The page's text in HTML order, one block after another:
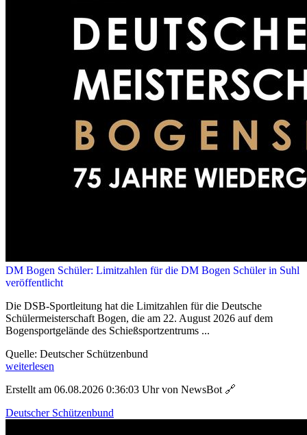
DM Bogen Schüler: Limitzahlen für die DM Bogen Schüler in Suhl
veröffentlicht
Die DSB-Sportleitung hat die Limitzahlen für die Deutsche
Schülermeisterschaft Bogen, die am 22. August 2026 auf dem
Bogensportgelände des Schießsportzentrums ...
Quelle: Deutscher Schützenbund
weiterlesen
Erstellt am 06.08.2026 0:36:03 Uhr von NewsBot 🔗
Deutscher Schützenbund